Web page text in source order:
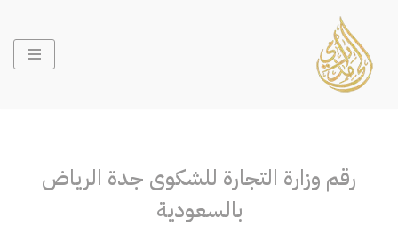
تخطى
إلى
المحتوى
رقم وزارة التجارة للشكوى جدة الرياض
بالسعودية